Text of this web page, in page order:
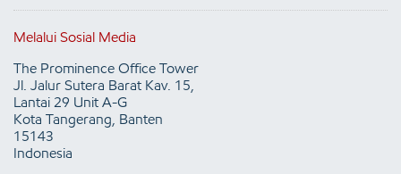
Melalui Sosial Media
The Prominence Office Tower
Jl. Jalur Sutera Barat Kav. 15,
Lantai 29 Unit A-G
Kota Tangerang, Banten
15143
Indonesia